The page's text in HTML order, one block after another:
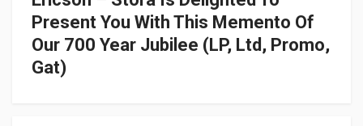
Present You With This Memento Of
Our 700 Year Jubilee (LP, Ltd, Promo,
Gat)